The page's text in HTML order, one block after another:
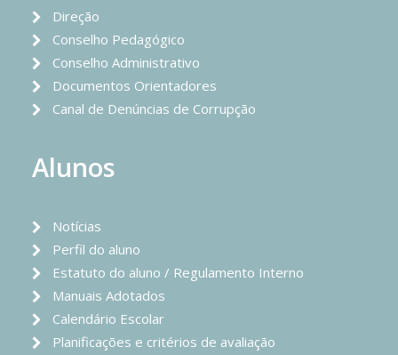
Direção
Conselho Pedagógico
Conselho Administrativo
Documentos Orientadores
Canal de Denúncias de Corrupção
Alunos
Notícias
Perfil do aluno
Estatuto do aluno / Regulamento Interno
Manuais Adotados
Calendário Escolar
Planificações e critérios de avaliação